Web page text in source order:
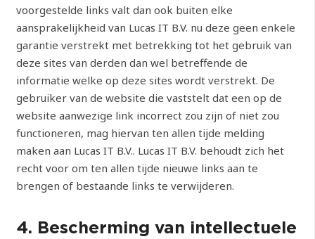
voorgestelde links valt dan ook buiten elke
aansprakelijkheid van Lucas IT B.V. nu deze geen enkele
garantie verstrekt met betrekking tot het gebruik van
deze sites van derden dan wel betreffende de
informatie welke op deze sites wordt verstrekt. De
gebruiker van de website die vaststelt dat een op de
website aanwezige link incorrect zou zijn of niet zou
functioneren, mag hiervan ten allen tijde melding
maken aan Lucas IT B.V.. Lucas IT B.V. behoudt zich het
recht voor om ten allen tijde nieuwe links aan te
brengen of bestaande links te verwijderen.
4. Bescherming van intellectuele